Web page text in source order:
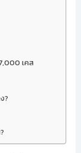
เคส
?